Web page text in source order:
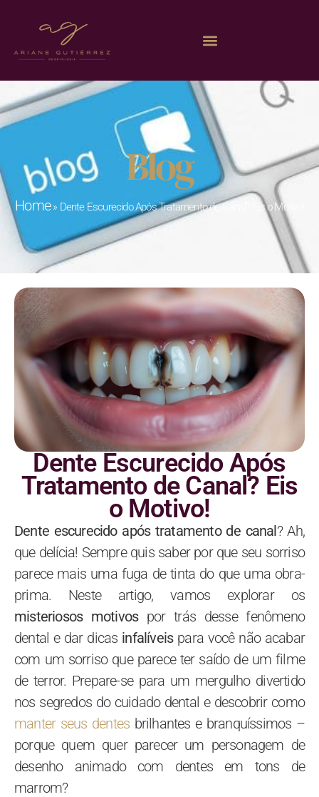
Blog
Home» Dente Escurecido Após Tratamento de Canal? Eis o Motivo!
Dente Escurecido Após
Tratamento de Canal? Eis
o Motivo!
Dente escurecido após tratamento de canal? Ah,
que delícia! Sempre quis saber por que seu sorriso
parece mais uma fuga de tinta do que uma obra-
prima. Neste artigo, vamos explorar os
misteriosos motivospor trás desse fenômeno
dental e dar dicas infalíveispara você não acabar
com um sorriso que parece ter saído de um filme
de terror. Prepare-se para um mergulho divertido
nos segredos do cuidado dental e descobrir como
manter seus dentes brilhantes e branquíssimos –
porque quem quer parecer um personagem de
desenho animado com dentes em tons de
marrom?